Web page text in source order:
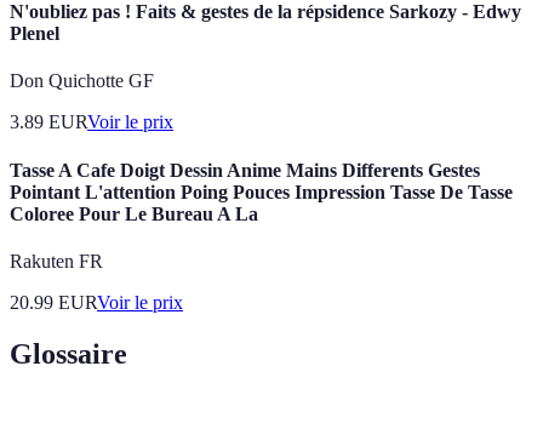
N'oubliez pas ! Faits & gestes de la répsidence Sarkozy - Edwy
Plenel
Don Quichotte GF
3.89 EURVoir le prix
Tasse A Cafe Doigt Dessin Anime Mains Differents Gestes
Pointant L'attention Poing Pouces Impression Tasse De Tasse
Coloree Pour Le Bureau A La
Rakuten FR
20.99 EURVoir le prix
Glossaire